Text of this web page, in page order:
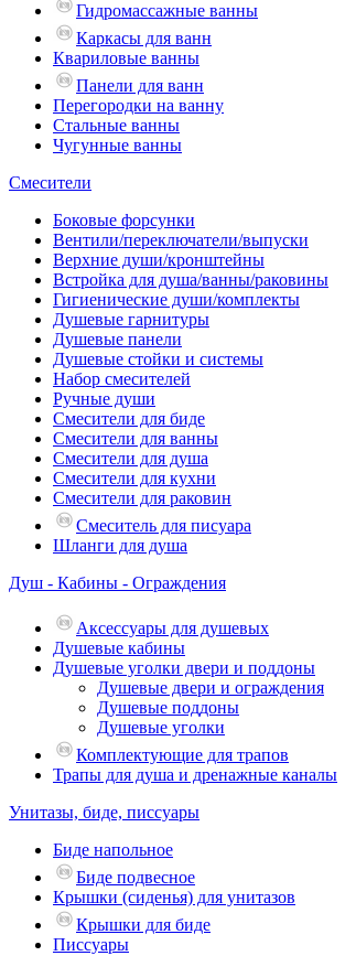
Гидромассажные ванны
Каркасы для ванн
Квариловые ванны
Панели для ванн
Перегородки на ванну
Стальные ванны
Чугунные ванны
Смесители
Боковые форсунки
Вентили/переключатели/выпуски
Верхние души/кронштейны
Встройка для душа/ванны/раковины
Гигиенические души/комплекты
Душевые гарнитуры
Душевые панели
Душевые стойки и системы
Набор смесителей
Ручные души
Смесители для биде
Смесители для ванны
Смесители для душа
Смесители для кухни
Смесители для раковин
Смеситель для писуара
Шланги для душа
Душ - Кабины - Ограждения
Аксессуары для душевых
Душевые кабины
Душевые уголки двери и поддоны
Душевые двери и ограждения
Душевые поддоны
Душевые уголки
Комплектующие для трапов
Трапы для душа и дренажные каналы
Унитазы, биде, писсуары
Биде напольное
Биде подвесное
Крышки (сиденья) для унитазов
Крышки для биде
Писсуары